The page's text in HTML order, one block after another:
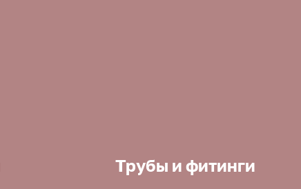
Трубы и фитинги